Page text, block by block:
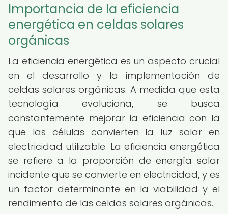
Importancia de la eficiencia
energética en celdas solares
orgánicas
La eficiencia energética es un aspecto crucial
en el desarrollo y la implementación de
celdas solares orgánicas. A medida que esta
tecnología evoluciona, se busca
constantemente mejorar la eficiencia con la
que las células convierten la luz solar en
electricidad utilizable. La eficiencia energética
se refiere a la proporción de energía solar
incidente que se convierte en electricidad, y es
un factor determinante en la viabilidad y el
rendimiento de las celdas solares orgánicas.